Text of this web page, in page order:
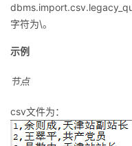
字符为\。
示例
节点
csv文件为：